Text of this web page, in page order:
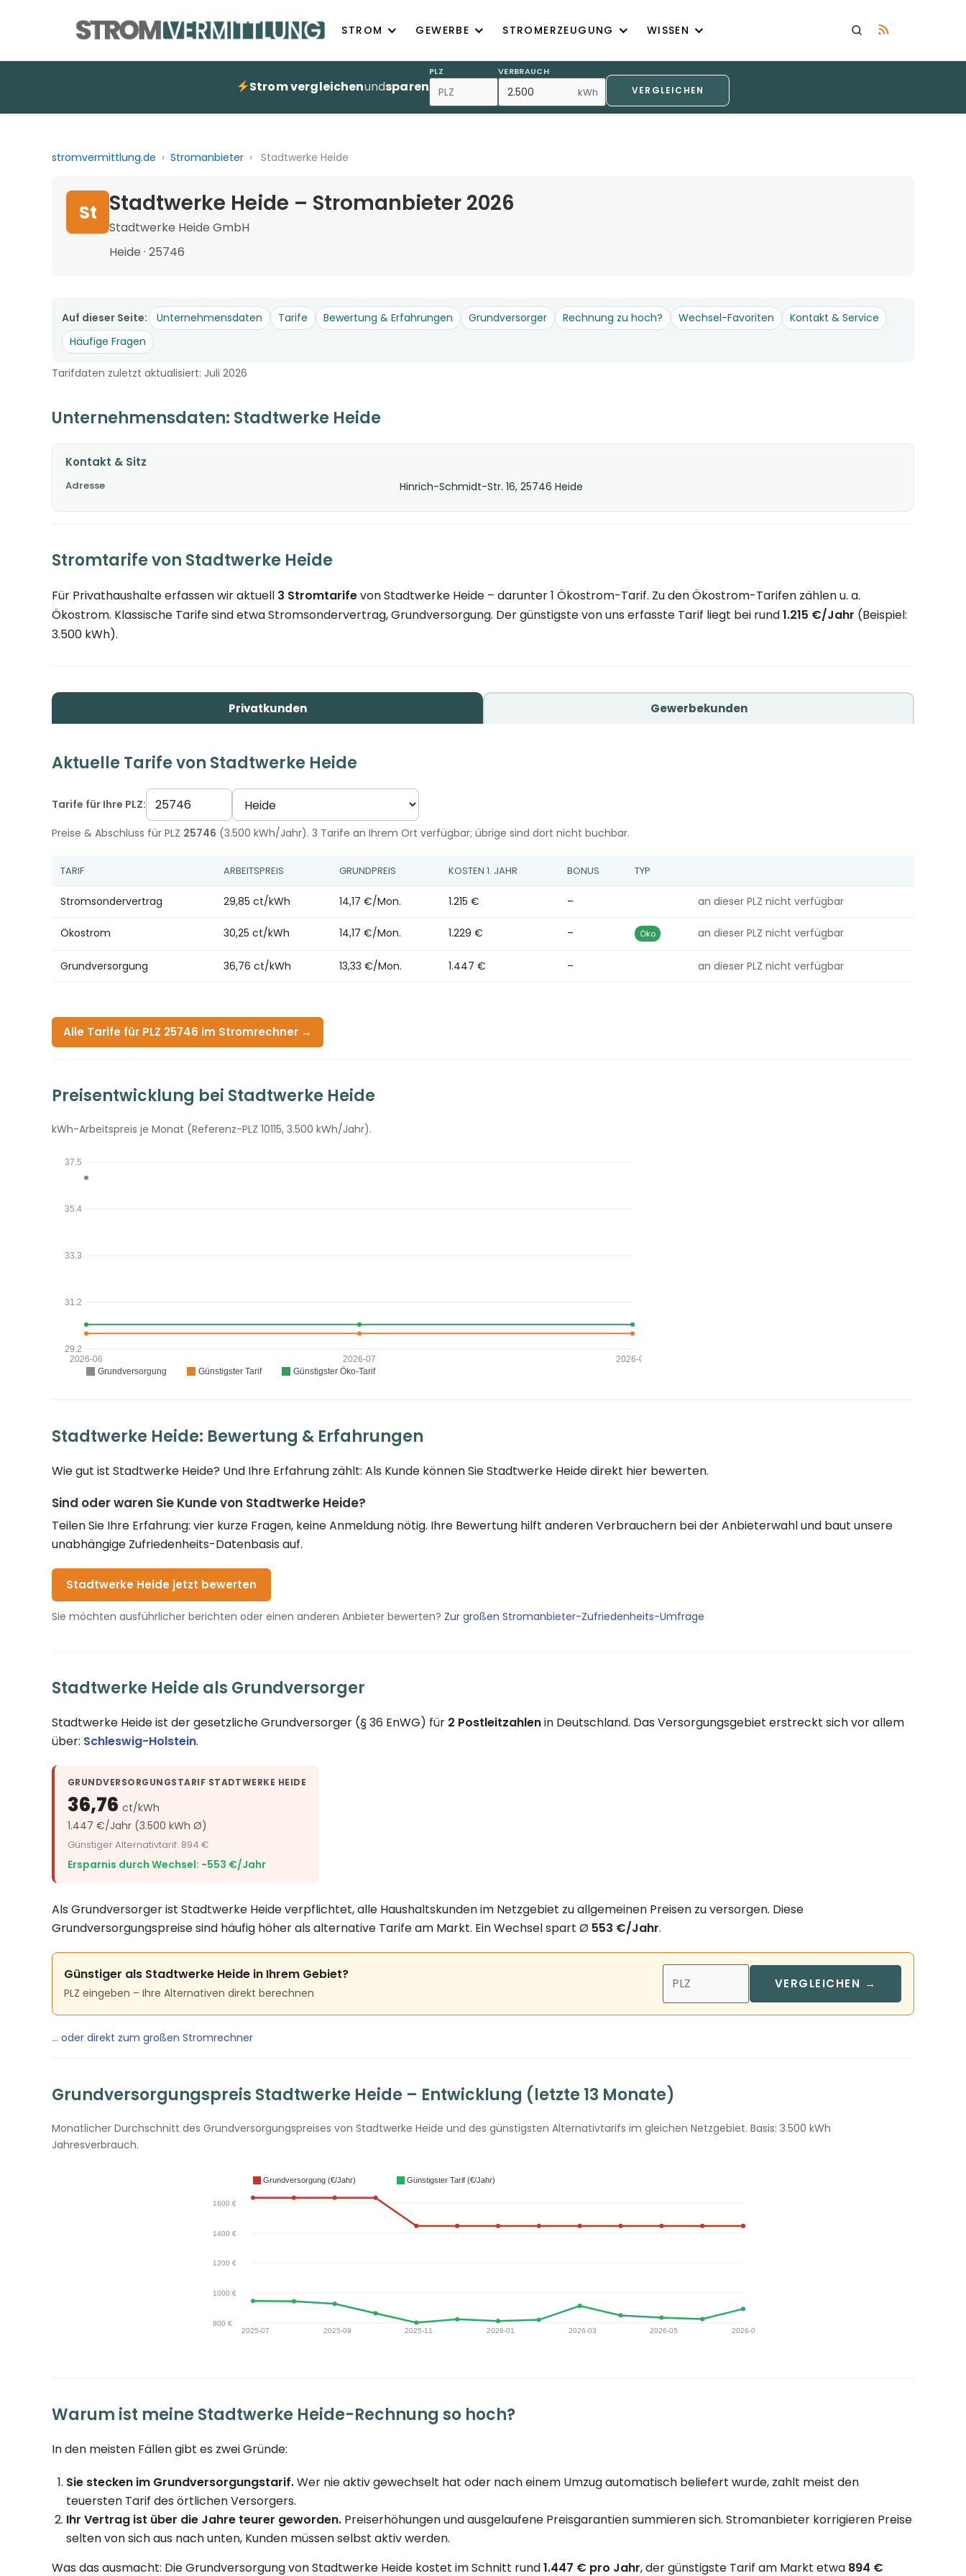
STROM GEWERBE STROMERZEUGUNG WISSEN
Strom vergleichenundsparen
PLZ VERBRAUCH
kWh VERGLEICHEN
stromvermittlung.de › Stromanbieter › Stadtwerke Heide
St Stadtwerke Heide – Stromanbieter 2026
Stadtwerke Heide GmbH
Heide · 25746
Auf dieser Seite: Unternehmensdaten Tarife Bewertung & Erfahrungen Grundversorger Rechnung zu hoch? Wechsel-Favoriten
Kontakt & Service
Häufige Fragen
Tarifdaten zuletzt aktualisiert: Juli 2026
Unternehmensdaten: Stadtwerke Heide
Kontakt & Sitz
Adresse Hinrich-Schmidt-Str. 16, 25746 Heide
Stromtarife von Stadtwerke Heide
Für Privathaushalte erfassen wir aktuell 3 Stromtarifevon Stadtwerke Heide – darunter 1 Ökostrom-Tarif. Zu den Ökostrom-Tarifen zählen u. a.
Ökostrom. Klassische Tarife sind etwa Stromsondervertrag, Grundversorgung. Der günstigste von uns erfasste Tarif liegt bei rund1.215 €/Jahr (Beispiel:
3.500 kWh).
Privatkunden Gewerbekunden
Aktuelle Tarife von Stadtwerke Heide
Tarife für Ihre PLZ:
Preise & Abschluss für PLZ 25746 (3.500 kWh/Jahr). 3 Tarife an Ihrem Ort verfügbar; übrige sind dort nicht buchbar.
TARIF ARBEITSPREIS GRUNDPREIS KOSTEN 1. JAHR BONUS TYP
Stromsondervertrag 29,85 ct/kWh 14,17 €/Mon. 1.215 € – an dieser PLZ nicht verfügbar
Ökostrom 30,25 ct/kWh 14,17 €/Mon. 1.229 € – Öko an dieser PLZ nicht verfügbar
Grundversorgung 36,76 ct/kWh 13,33 €/Mon. 1.447 € – an dieser PLZ nicht verfügbar
Alle Tarife für PLZ 25746 im Stromrechner →
Preisentwicklung bei Stadtwerke Heide
kWh-Arbeitspreis je Monat (Referenz-PLZ 10115, 3.500 kWh/Jahr).
Stadtwerke Heide: Bewertung & Erfahrungen
Wie gut ist Stadtwerke Heide? Und Ihre Erfahrung zählt: Als Kunde können Sie Stadtwerke Heide direkt hier bewerten.
Sind oder waren Sie Kunde von Stadtwerke Heide?
Teilen Sie Ihre Erfahrung: vier kurze Fragen, keine Anmeldung nötig. Ihre Bewertung hilft anderen Verbrauchern bei der Anbieterwahl und baut unsere
unabhängige Zufriedenheits-Datenbasis auf.
Stadtwerke Heide jetzt bewerten
Sie möchten ausführlicher berichten oder einen anderen Anbieter bewerten? Zur großen Stromanbieter-Zufriedenheits-Umfrage
Stadtwerke Heide als Grundversorger
Stadtwerke Heide ist der gesetzliche Grundversorger (§ 36 EnWG) für 2 Postleitzahlenin Deutschland. Das Versorgungsgebiet erstreckt sich vor allem
über: Schleswig-Holstein.
GRUNDVERSORGUNGSTARIF STADTWERKE HEIDE
36,76 ct/kWh
1.447 €/Jahr (3.500 kWh Ø)
Günstiger Alternativtarif: 894 €
Ersparnis durch Wechsel: −553 €/Jahr
Als Grundversorger ist Stadtwerke Heide verpflichtet, alle Haushaltskunden im Netzgebiet zu allgemeinen Preisen zu versorgen. Diese
Grundversorgungspreise sind häufig höher als alternative Tarife am Markt. Ein Wechsel spart Ø 553 €/Jahr.
Günstiger als Stadtwerke Heide in Ihrem Gebiet?
PLZ eingeben – Ihre Alternativen direkt berechnen
VERGLEICHEN →
… oder direkt zum großen Stromrechner
Grundversorgungspreis Stadtwerke Heide – Entwicklung (letzte 13 Monate)
Monatlicher Durchschnitt des Grundversorgungspreises von Stadtwerke Heide und des günstigsten Alternativtarifs im gleichen Netzgebiet. Basis: 3.500 kWh
Jahresverbrauch.
Warum ist meine Stadtwerke Heide-Rechnung so hoch?
In den meisten Fällen gibt es zwei Gründe:
Sie stecken im Grundversorgungstarif.Wer nie aktiv gewechselt hat oder nach einem Umzug automatisch beliefert wurde, zahlt meist den
teuersten Tarif des örtlichen Versorgers.
Ihr Vertrag ist über die Jahre teurer geworden. Preiserhöhungen und ausgelaufene Preisgarantien summieren sich. Stromanbieter korrigieren Preise
selten von sich aus nach unten, Kunden müssen selbst aktiv werden.
Was das ausmacht: Die Grundversorgung von Stadtwerke Heide kostet im Schnitt rund1.447 € pro Jahr, der günstigste Tarif am Markt etwa 894 €